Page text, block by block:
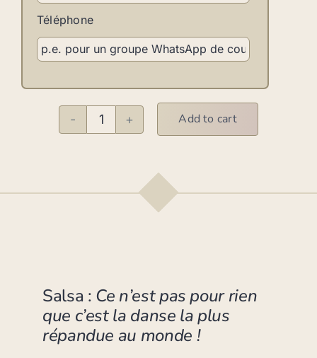
Téléphone
Salsa
Add to cart
Salsa : Ce n’est pas pour rien
que c’est la danse la plus
répandue au monde !